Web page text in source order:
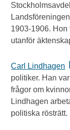
1903-1906. Hon
utanför
Carl Lindhagen
politiker. Han
frågor om
Lindhagen
politiska rösträtt.